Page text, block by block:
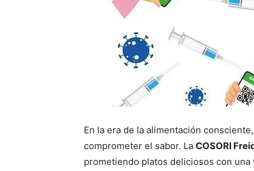
En la era de la alimentación
comprometer el sabor. La COSORI
prometiendo platos deliciosos con